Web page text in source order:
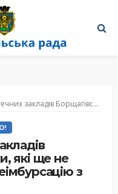
громади, які ще не уклали договор про реімбурсацію з НСЗУ!
які ще не
з